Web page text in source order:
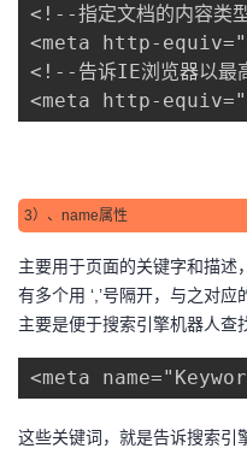
<!--指定文档的内容类
<meta http-
<!--告诉IE浏览器以最
<meta http-
3）、name属性
主要用于页面的关键字和描述
有多个用 ‘,’号隔开，与之对
主要是便于搜索引擎机器人查
<meta
这些关键词，就是告诉搜索引